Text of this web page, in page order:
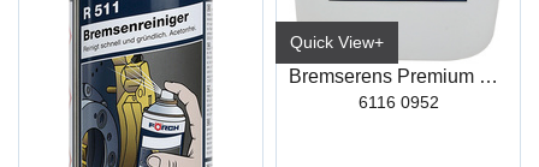
Quick View+
Bremserens Premium R510 30L
6116 0952